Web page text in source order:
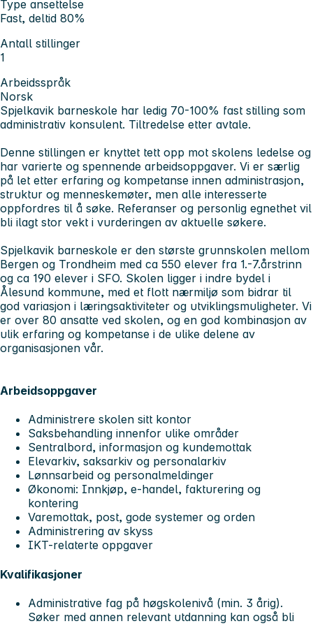
Type ansettelse
Fast, deltid 80%
Antall stillinger
1
Arbeidsspråk
Norsk
Spjelkavik barneskole har ledig 70-100% fast stilling som
administrativ konsulent. Tiltredelse etter avtale.
Denne stillingen er knyttet tett opp mot skolens ledelse og
har varierte og spennende arbeidsoppgaver. Vi er særlig
på let etter erfaring og kompetanse innen administrasjon,
struktur og menneskemøter, men alle interesserte
oppfordres til å søke. Referanser og personlig egnethet vil
bli ilagt stor vekt i vurderingen av aktuelle søkere.
Spjelkavik barneskole er den største grunnskolen mellom
Bergen og Trondheim med ca 550 elever fra 1.-7.årstrinn
og ca 190 elever i SFO. Skolen ligger i indre bydel i
Ålesund kommune, med et flott nærmiljø som bidrar til
god variasjon i læringsaktiviteter og utviklingsmuligheter. Vi
er over 80 ansatte ved skolen, og en god kombinasjon av
ulik erfaring og kompetanse i de ulike delene av
organisasjonen vår.
Arbeidsoppgaver
Administrere skolen sitt kontor
Saksbehandling innenfor ulike områder
Sentralbord, informasjon og kundemottak
Elevarkiv, saksarkiv og personalarkiv
Lønnsarbeid og personalmeldinger
Økonomi: Innkjøp, e-handel, fakturering og
kontering
Varemottak, post, gode systemer og orden
Administrering av skyss
IKT-relaterte oppgaver
Kvalifikasjoner
Administrative fag på høgskolenivå (min. 3 årig).
Søker med annen relevant utdanning kan også bli